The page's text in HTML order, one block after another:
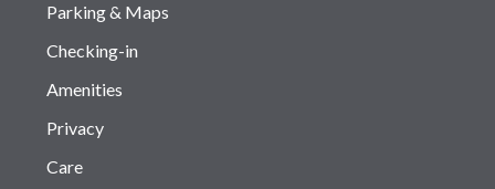
Parking & Maps
Checking-in
Amenities
Privacy
Care